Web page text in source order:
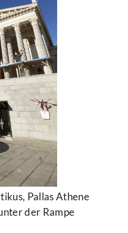
Pallas Athene
der Rampe